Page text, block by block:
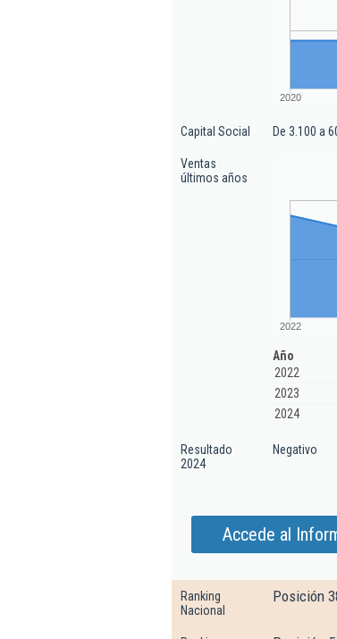
2020
Capital Social De 3.100 a
Ventas
últimos años
2022
Año
2022
2023
2024
Resultado
2024
Negativo
Accede al
Ranking
Nacional
Posición